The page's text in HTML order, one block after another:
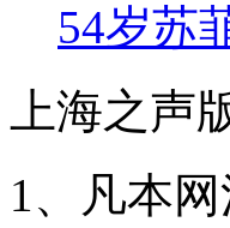
54岁苏
上海之声
1、凡本